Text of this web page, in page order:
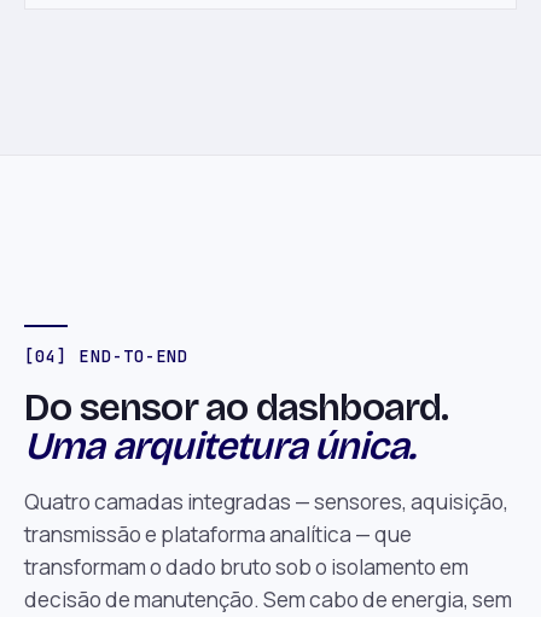
[04] END-TO-END
Do sensor ao dashboard.
Uma arquitetura única.
Quatro camadas integradas — sensores, aquisição,
transmissão e plataforma analítica — que
transformam o dado bruto sob o isolamento em
decisão de manutenção. Sem cabo de energia, sem